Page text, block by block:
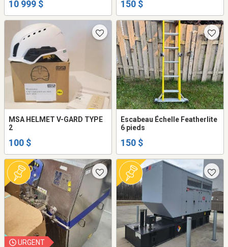
10 999 $ 150 $
MSA HELMET V-GARD TYPE
2
100 $
Escabeau Échelle Featherlite
6 pieds
150 $
URGENT